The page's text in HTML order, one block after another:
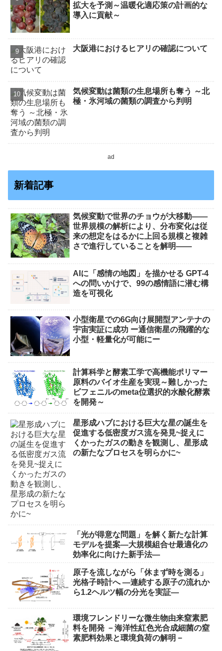
拡大を予測～温暖化適応策の計画的な
導入に貢献～
大阪港におけるヒアリの確認について
気候変動は菌類の生息場所も奪う ～北
極・氷河域の菌類の調査から判明
ad
新着記事
気候変動で世界のチョウが大移動――
世界規模の解析により、分布変化は従
来の想定をはるかに上回る規模と複雑
さで進行していることを解明――
AIに「感情の地図」を描かせる GPT-4
への問いかけで、99の感情語に潜む構
造を可視化
小型衛星での6G向け展開型アンテナの
宇宙実証に成功 ー通信衛星の飛躍的な
小型・軽量化が可能にー
計算科学と酵素工学で高機能ポリマー
原料のバイオ生産を実現～難しかった
ビフェニルのmeta位選択的水酸化酵素
を開発～
星形成ハブにおける巨大な星の誕生を
促進する低密度ガス流を発見~捉えに
くかったガスの動きを観測し、星形成
の新たなプロセスを明らかに~
「光が得意な問題」を解く新たな計算
モデルを提案―大規模組合せ最適化の
効率化に向けた新手法―
原子を流しながら「休まず時を測る」
光格子時計へ ―連続する原子の流れか
ら1.2ヘルツ幅の分光を実証―
環境フレンドリーな微生物由来窒素肥
料を開発 －海洋性紅色光合成細菌の窒
素肥料効果と環境負荷の解明－